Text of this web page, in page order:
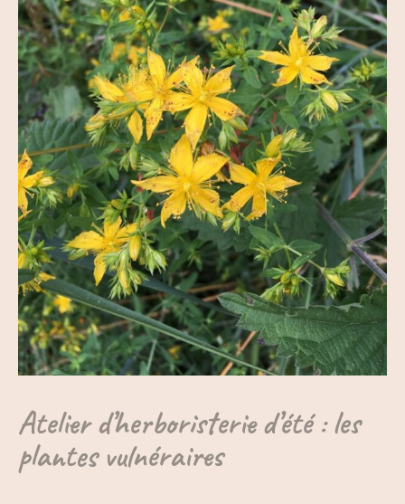
Atelier d’herboristerie d’été : les
plantes vulnéraires